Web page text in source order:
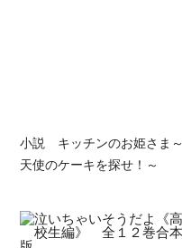
小説 キッチンのお姫さま～
天使のケーキを探せ！～